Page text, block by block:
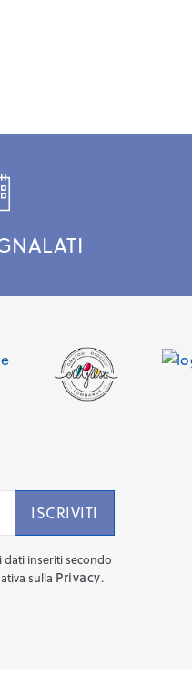
inseriti secondo
sulla Privacy.